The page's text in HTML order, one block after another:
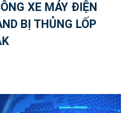
XE MÁY ĐIỆN
BỊ THỦNG LỐP